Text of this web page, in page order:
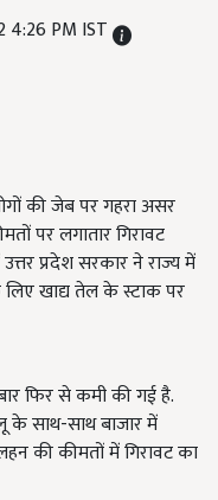
4:26 PM IST
की जेब पर गहरा असर
पर लगातार गिरावट
प्रदेश सरकार ने राज्य में
खाद्य तेल के स्टाक पर
फिर से कमी की गई है.
के साथ-साथ बाजार में
की कीमतों में गिरावट का